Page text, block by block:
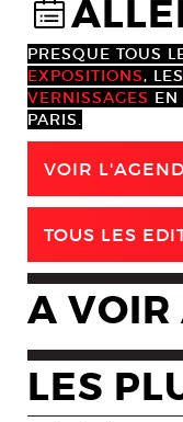
@
PRESQUE TOUS
EXPOSITIONS, LES
VERNISSAGES EN
PARIS.
VOIR
TOUS LES
A VOIR
LES